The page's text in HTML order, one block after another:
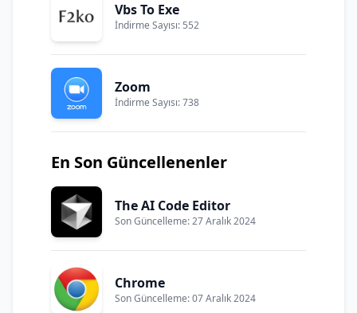
Vbs To Exe
İndirme Sayısı: 552
Zoom
İndirme Sayısı: 738
En Son Güncellenenler
The AI Code Editor
Son Güncelleme: 27 Aralık 2024
Chrome
Son Güncelleme: 07 Aralık 2024